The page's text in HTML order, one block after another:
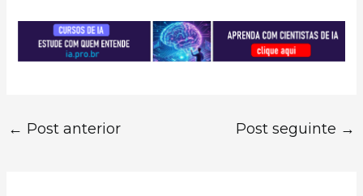
← Post anterior Post seguinte →